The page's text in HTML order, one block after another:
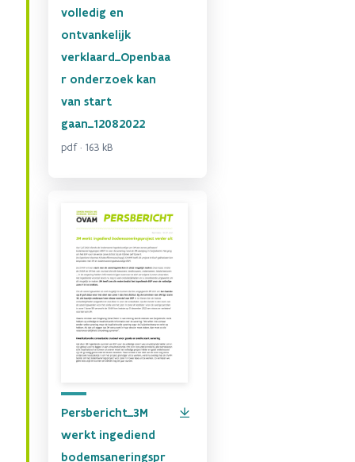
volledig en
ontvankelijk
verklaard_Openbaa
r onderzoek kan
van start
gaan_12082022
pdf · 163 kB
Persbericht_3M
werkt ingediend
bodemsaneringspr